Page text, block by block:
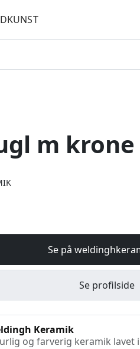
m krone
Se på
Se profilside
Keramik
og farverig keramik lavet